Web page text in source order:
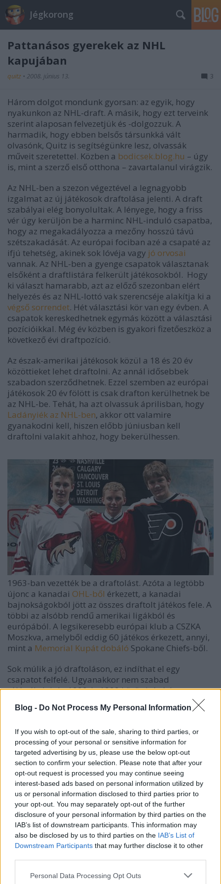
Blog - Do Not Process My Personal Information
If you wish to opt-out of the sale, sharing to third parties, or
processing of your personal or sensitive information for
targeted advertising by us, please use the below opt-out
section to confirm your selection. Please note that after your
opt-out request is processed you may continue seeing
interest-based ads based on personal information utilized by
us or personal information disclosed to third parties prior to
your opt-out. You may separately opt-out of the further
disclosure of your personal information by third parties on the
IAB’s list of downstream participants. This information may
also be disclosed by us to third parties on the IAB’s List of
Downstream Participants that may further disclose it to other
Please note that this website/app uses one or more Google
Personal Data Processing Opt Outs
Jégkorong
Pattanásos gyerekek az NHL
kapujában
quitz • 2008. június 13. 3
Három dolgot mondunk gyorsan: az egyik, hogy
nyakunkon az NHL-draft. A másik, hogy ezt terveink
szerint alaposan felvezetjük és -dolgozzuk. A
harmadik, hogy ebben belsős társunkká vált
olvasónk, Quitz is segítségünkre lesz, olvassák
műveit szeretettel. Közben a bodicsek.blog.hu – úgy
is, mint a szerző első otthona – zavartalanul virágzik.
Az NHL-ben a szezon végeztével a legnagyobb
izgalmat az új játékosok draftolása jelenti. A draft
szabályai elég bonyolultak. A lényege, hogy a friss
vér úgy kerüljön be a harminc NHL-induló csapatba,
hogy az megakadályozza a mezőny hosszú távú
szétszakadását. Az európai fociban azé a csapaté az
ifjú tehetség, akinek sok lóvéja vagy jó orvosai
vannak. Az NHL-ben a gyenge csapatok választanak
elsőként a draftlistára felkerült játékosokból. Hogy
ki választ hamarabb, azt az előző szezonban elért
helyezés és az NHL-lottó vak szerencséje alakítja ki a
végső sorrendet. Hét választási kör van egy évben. A
csapatok kereskedhetnek egymás között a választási
pozícióikkal. Még év közben is gyakori fizetőeszköz a
következő évi draftpozíció.
Az észak-amerikai játékosok közül a 18 és 20 év
közöttieket lehet draftolni. Az annál idősebbek
szabadon szerződhetnek. Ezzel szemben az európai
játékosok 20 év fölött is csak drafton kerülhetnek be
az NHL-be. Tehát, ha azt olvassuk áprilisban, hogy
Ladányiék az NHL-ben, akkor ott valamire
gyanakodni kell, hiszen előbb júniusban kell
draftolni valakit ahhoz, hogy bekerülhessen.
1963-ban vezették be a draftolást. Azóta a legtöbb
újonc a kanadai OHL-ből érkezett, a kanadai
bajnokságokból jött az összes draftolt játékos fele. A
többi az alsóbb rendű amerikai ligákból és
európából. A legsikeresebb európai klub a CSZKA
Moszkva, amelyből eddig 60 játékos érkezett, annyi,
mint a Memorial Kupát dobáló Spokane Chiefs-ből.
Sok múlik a jó draftoláson, ez indíthat el egy
csapatot felfelé. Ugyanakkor nem szabad
túlértékelni. Az 1990 és 1999 közötti tíz évben
közöttük kevesebb mint 500 olyan van, akit legalább
legsikeresebb magyar játékosnak, Szuper
Leventének négy ilyen meccse volt a Calgary
Flamesszel, Vas Jánosnak meg egy sem. Durván a
játékosok ötöde ragad meg, a maradék
farmcsapatokban, alsóbb szintű észak-amerikai
vagy erős európai bajnokságokban játszik.
Nem mindegy az sem, hányadik körben és hányadik
helyen draftoltak valakit. A közelmúlt statisztikái
alapján körönként feleződik az esélye a hosszú távú
NHL-karriernek. Az NHL-ben tartósan bent maradt
játékosok közel harmada első körös volt. Az igazi
császár az1/1-es draft. Ők rendszerint később sem
okoznak csalódást. Tavaly Patrik Kane-t
vitte el a